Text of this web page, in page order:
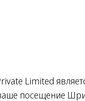
Limited
посещение